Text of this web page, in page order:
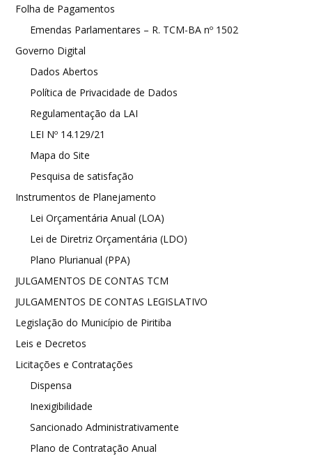
Folha de Pagamentos
Emendas Parlamentares – R. TCM-BA nº 1502
Governo Digital
Dados Abertos
Política de Privacidade de Dados
Regulamentação da LAI
LEI Nº 14.129/21
Mapa do Site
Pesquisa de satisfação
Instrumentos de Planejamento
Lei Orçamentária Anual (LOA)
Lei de Diretriz Orçamentária (LDO)
Plano Plurianual (PPA)
JULGAMENTOS DE CONTAS TCM
JULGAMENTOS DE CONTAS LEGISLATIVO
Legislação do Município de Piritiba
Leis e Decretos
Licitações e Contratações
Dispensa
Inexigibilidade
Sancionado Administrativamente
Plano de Contratação Anual